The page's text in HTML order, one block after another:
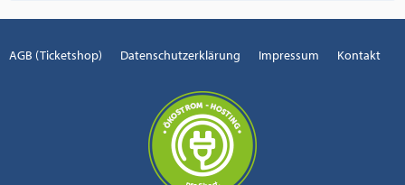
AGB (Ticketshop) Datenschutzerklärung Impressum Kontakt